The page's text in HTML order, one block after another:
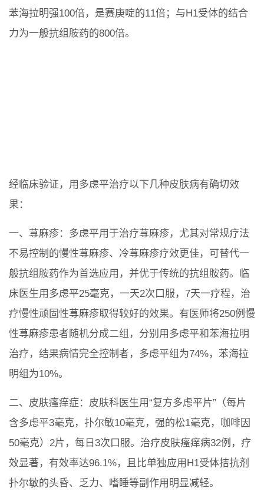
苯海拉明强100倍，是赛庚啶的11倍；与H1受体的结合
力为一般抗组胺药的800倍。
经临床验证，用多虑平治疗以下几种皮肤病有确切效
果：
一、荨麻疹：多虑平用于治疗荨麻疹，尤其对常规疗法
不易控制的慢性荨麻疹、冷荨麻疹疗效更佳，可替代一
般抗组胺药作为首选应用，并优于传统的抗组胺药。临
床医生用多虑平25毫克，一天2次口服，7天一疗程，治
疗慢性顽固性荨麻疹取得较好的效果。有医师将250例慢
性荨麻疹患者随机分成二组，分别用多虑平和苯海拉明
治疗，结果病情完全控制者，多虑平组为74%，苯海拉
明组为10%。
二、皮肤瘙痒症：皮肤科医生用“复方多虑平片”（每片
含多虑平3毫克，扑尔敏10毫克，强的松1毫克，咖啡因
50毫克）2片，每日3次口服。治疗皮肤瘙痒病32例，疗
效显著，有效率达96.1%，且比单独应用H1受体拮抗剂
扑尔敏的头昏、乏力、嗜睡等副作用明显减轻。